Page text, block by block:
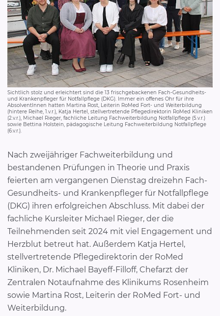
Sichtlich stolz und erleichtert sind die 13 frischgebackenen Fach-Gesundheits-
und Krankenpfleger für Notfallpflege (DKG). Immer ein offenes Ohr für ihre
AbsolventInnen hatten Martina Rost, Leiterin RoMed Fort- und Weiterbildung
(hintere Reihe, 1.v.r.), Katja Hertel, stellvertretende Pflegedirektorin RoMed Kliniken
(2.v.r.), Michael Rieger, fachliche Leitung Fachweiterbildung Notfallpflege (5.v.r.)
sowie Bettina Holstein, pädagogische Leitung Fachweiterbildung Notfallpflege
(6.v.r.).
Nach zweijähriger Fachweiterbildung und
bestandenen Prüfungen in Theorie und Praxis
feierten am vergangenen Dienstag dreizehn Fach-
Gesundheits- und Krankenpfleger für Notfallpflege
(DKG) ihren erfolgreichen Abschluss. Mit dabei der
fachliche Kursleiter Michael Rieger, der die
Teilnehmenden seit 2024 mit viel Engagement und
Herzblut betreut hat. Außerdem Katja Hertel,
stellvertretende Pflegedirektorin der RoMed
Kliniken, Dr. Michael Bayeff-Filloff, Chefarzt der
Zentralen Notaufnahme des Klinikums Rosenheim
sowie Martina Rost, Leiterin der RoMed Fort- und
Weiterbildung.